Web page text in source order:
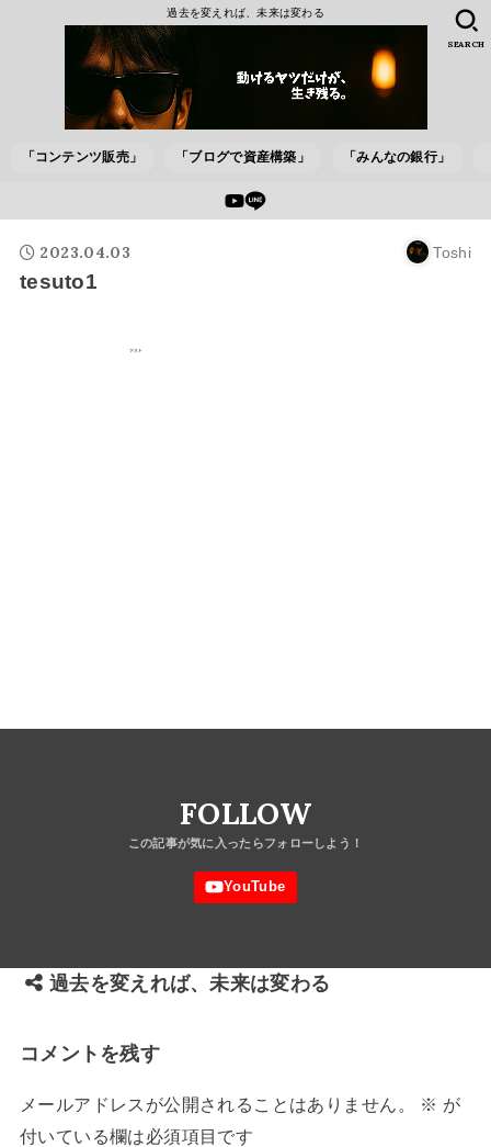
過去を変えれば、未来は変わる
「コンテンツ販売」 「ブログで資産構築」 「みんなの銀行」
SEARCH
2023.04.03 Toshi
tesuto1
FOLLOW
過去を変えれば、未来は変わる
コメントを残す
メールアドレスが公開されることはありません。 ※ が
付いている欄は必須項目です